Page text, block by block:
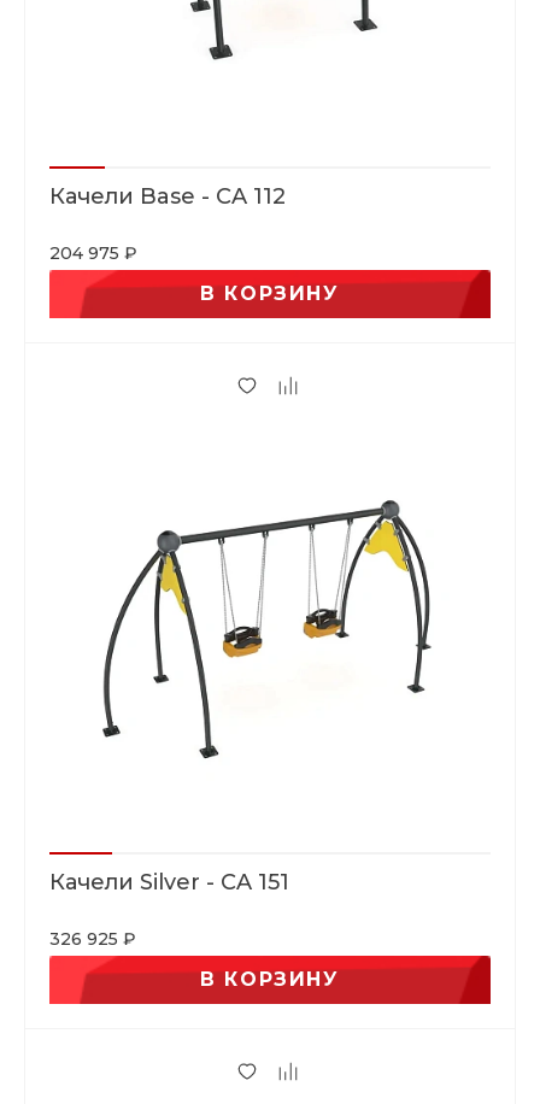
Качели Base - CA 112
204 975 ₽
В КОРЗИНУ
Качели Silver - CA 151
326 925 ₽
В КОРЗИНУ